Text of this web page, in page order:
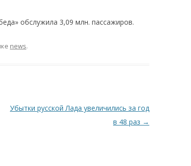
обслужила 3,09 млн. пассажиров.
news.
Убытки русской Лада увеличились за год
в 48 раз →